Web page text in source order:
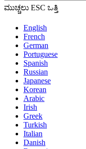
ಮುಚ್ಚಲು ESC ಒತ್ತಿ
English
French
German
Portuguese
Spanish
Russian
Japanese
Korean
Arabic
Irish
Greek
Turkish
Italian
Danish